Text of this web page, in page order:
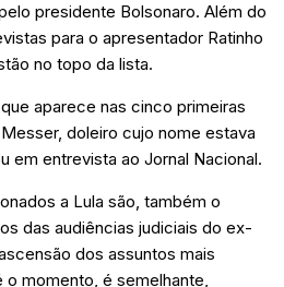
presidente Bolsonaro. Além do
para o apresentador Ratinho
no topo da lista.
aparece nas cinco primeiras
doleiro cujo nome estava
em entrevista ao Jornal Nacional.
a Lula são, também o
das audiências judiciais do ex-
dos assuntos mais
momento, é semelhante,